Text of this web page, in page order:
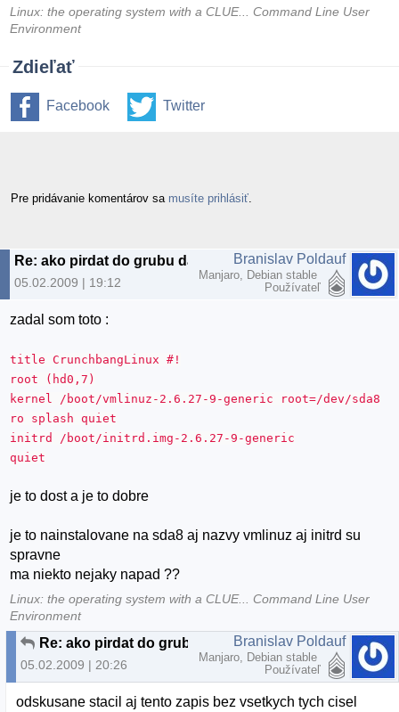
Linux: the operating system with a CLUE... Command Line User
Environment
Zdieľať
Facebook Twitter
Pre pridávanie komentárov sa musíte prihlásiť
Re: ako pirdat do grubu dalsie ubu
05.02.2009 | 19:12
Branislav Poldauf
Manjaro, Debian stable
Používateľ
zadal som toto :
title CrunchbangLinux #!
root (hd0,7)
kernel /boot/vmlinuz-2.6.27-9-generic root=/dev/sda8
ro splash quiet
initrd /boot/initrd.img-2.6.27-9-generic
quiet
je to dost a je to dobre
je to nainstalovane na sda8 aj nazvy vmlinuz aj initrd su
spravne
ma niekto nejaky napad ??
Linux: the operating system with a CLUE... Command Line User
Environment
Re: ako pirdat do grubu dalsie ubu
05.02.2009 | 20:26
Branislav Poldauf
Manjaro, Debian stable
Používateľ
odskusane stacil aj tento zapis bez vsetkych tych cisel